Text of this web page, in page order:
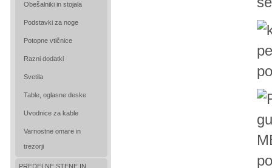
Obešalniki in stojala
Podstavki za noge
Potopne vtičnice
Razni dodatki
Svetila
Table, oglasne deske
Uvodnice za kable
Varnostne omare in
trezorji
PREDELNE STENE IN